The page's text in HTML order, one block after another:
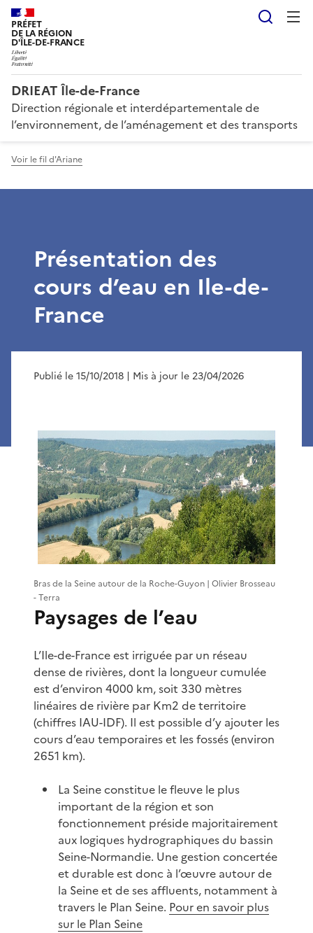
PRÉFET
DE LA RÉGION
D'ÎLE-DE-FRANCE
DRIEAT Île-de-France
Direction régionale et interdépartementale de
l’environnement, de l’aménagement et des transports
Voir le fil d'Ariane
Présentation des
cours d’eau en Ile-de-
France
Publié le 15/10/2018 | Mis à jour le 23/04/2026
Bras de la Seine autour de la Roche-Guyon | Olivier Brosseau
- Terra
Paysages de l’eau
L’Ile-de-France est irriguée par un réseau
dense de rivières, dont la longueur cumulée
est d’environ 4000 km, soit 330 mètres
linéaires de rivière par Km2 de territoire
(chiffres IAU-IDF). Il est possible d’y ajouter les
cours d’eau temporaires et les fossés (environ
2651 km).
La Seine constitue le fleuve le plus
important de la région et son
fonctionnement préside majoritairement
aux logiques hydrographiques du bassin
Seine-Normandie. Une gestion concertée
et durable est donc à l’œuvre autour de
la Seine et de ses affluents, notamment à
travers le Plan Seine. Pour en savoir plus
sur le Plan Seine